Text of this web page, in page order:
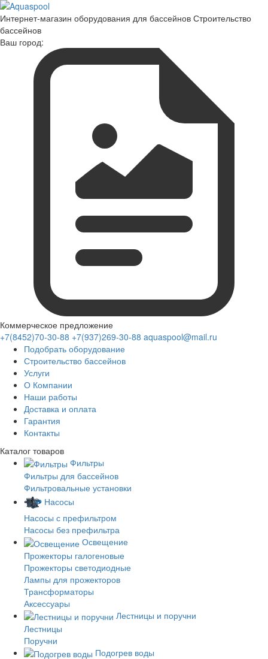
Интернет-магазин оборудования для бассейнов Строительство
бассейнов
Ваш город:
Коммерческое предложение
+7(8452)70-30-88 +7(937)269-30-88 aquaspool@mail.ru
Подобрать оборудование
Строительство бассейнов
Услуги
О Компании
Наши работы
Доставка и оплата
Гарантия
Контакты
Каталог товаров
Фильтры
Фильтры для бассейнов
Фильтровальные установки
Насосы
Насосы с префильтром
Насосы без префильтра
Освещение
Прожекторы галогеновые
Прожекторы светодиодные
Лампы для прожекторов
Трансформаторы
Аксессуары
Лестницы и поручни
Лестницы
Поручни
Подогрев воды